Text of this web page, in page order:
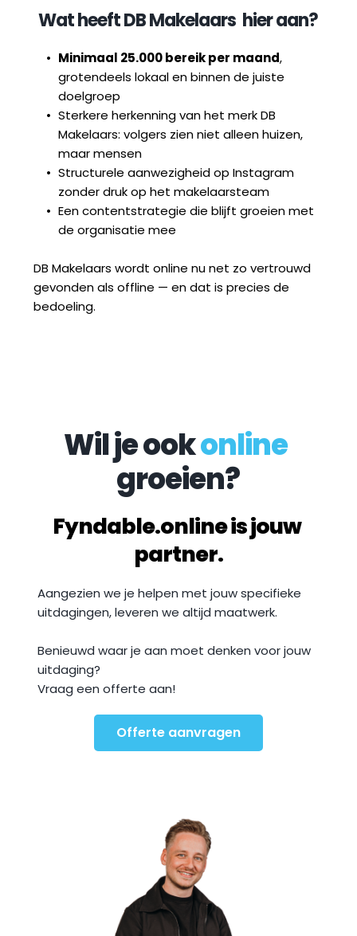
Wat heeft DB Makelaars
  hier aan?
Minimaal 25.000 bereik per maand,
grotendeels lokaal en binnen de juiste
doelgroep
Sterkere herkenning van het merk DB
Makelaars: volgers zien niet alleen huizen,
maar mensen
Structurele aanwezigheid op Instagram
zonder druk op het makelaarsteam
Een contentstrategie die blijft groeien met
de organisatie mee
DB Makelaars wordt online nu net zo vertrouwd
gevonden als offline — en dat is precies de
bedoeling.
Wil je ook online
groeien?
Fyndable.online is jouw
partner.
Aangezien we je helpen met jouw specifieke
uitdagingen, leveren we altijd maatwerk.
Benieuwd waar je aan moet denken voor jouw
uitdaging?
Vraag een offerte aan!
Offerte aanvragen